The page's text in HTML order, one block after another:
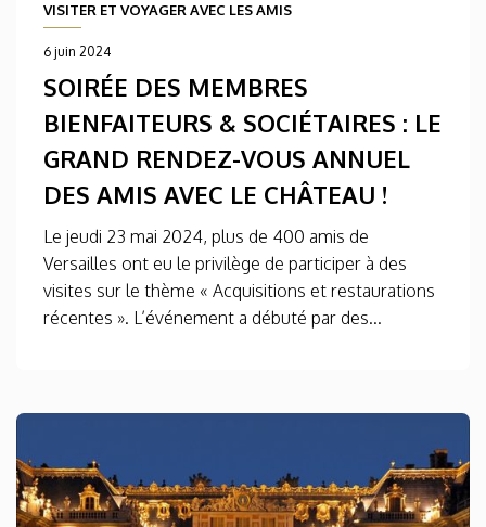
VISITER ET VOYAGER AVEC LES AMIS
6 juin 2024
SOIRÉE DES MEMBRES
BIENFAITEURS & SOCIÉTAIRES : LE
GRAND RENDEZ-VOUS ANNUEL
DES AMIS AVEC LE CHÂTEAU !
Le jeudi 23 mai 2024, plus de 400 amis de
Versailles ont eu le privilège de participer à des
visites sur le thème « Acquisitions et restaurations
récentes ». L’événement a débuté par des...